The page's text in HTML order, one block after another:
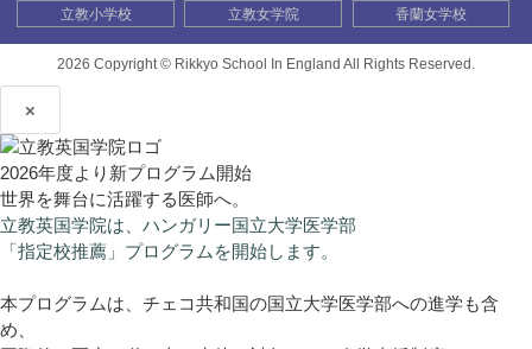
立教小学校
立教女学院 香蘭女学校
2026 Copyright © Rikkyo School In England All Rights Reserved.
×
2026年度より新プログラム開始
世界を舞台に活躍する医師へ。
立教英国学院は、ハンガリー国立大学医学部
「指定校推薦」プログラムを開始します。
本プログラムは、チェコ共和国の国立大学医学部への進学も含
め、